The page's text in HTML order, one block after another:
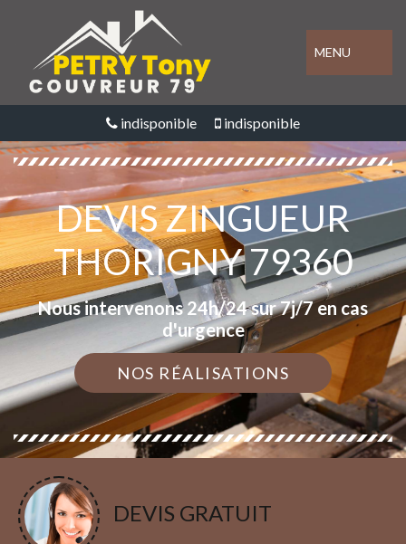
MENU
indisponible indisponible
DEVIS ZINGUEUR
THORIGNY 79360
Nous intervenons 24h/24 sur 7j/7 en cas
d'urgence
NOS RÉALISATIONS
DEVIS GRATUIT